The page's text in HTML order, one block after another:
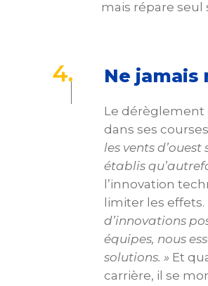
mais répare
4. Ne jamais
Le dérèglement
dans ses courses
les vents
établis
l’innovation
limiter les effets.
d’innovations
équipes, nous
solutions. » Et
carrière, il se